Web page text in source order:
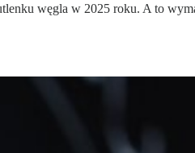
węgla w 2025 roku. A to